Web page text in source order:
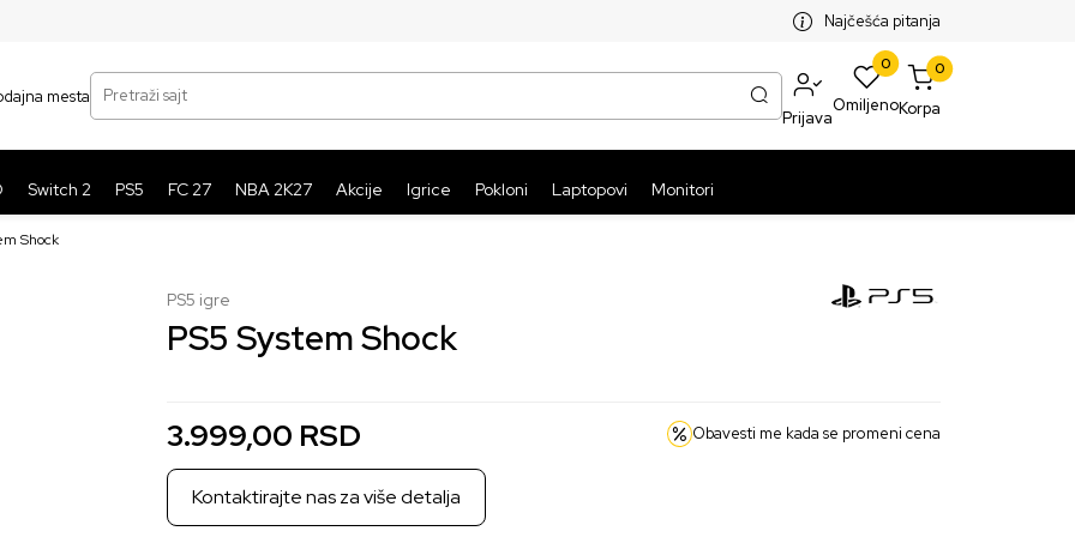
BESPLATNA ISPORUKA PAKETA PREKO 5999 RSDNajčešća pitanja
mesta
Pretraži sajt
Prijava
0
Omiljeno
0
Korpa
Switch 2 PS5 FC 27 NBA 2K27 Akcije Igrice Pokloni Laptopovi Monitori
Shock
PS5 igre
PS5 System Shock
3.999,00 RSD Obavesti me kada se promeni cena
Kontaktirajte nas za više detalja